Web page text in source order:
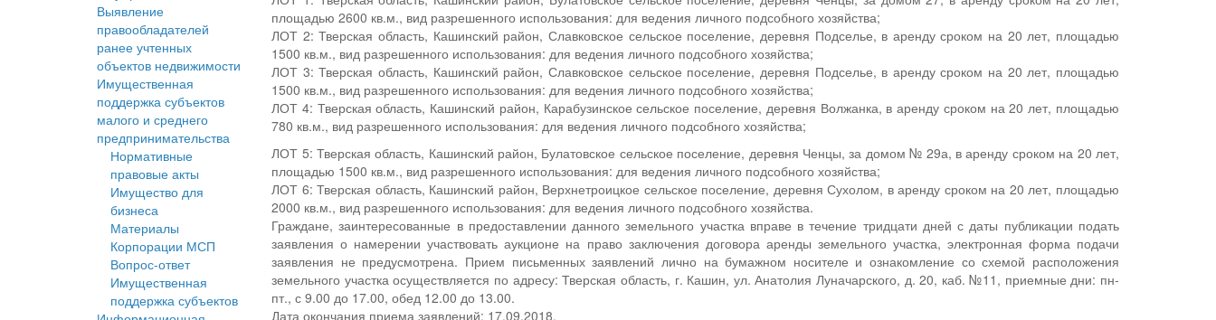
Выявление
правообладателей
ранее учтенных
объектов недвижимости
Имущественная
поддержка субъектов
малого и среднего
предпринимательства
Нормативные
правовые акты
Имущество для
бизнеса
Материалы
Корпорации МСП
Вопрос-ответ
Имущественная
поддержка субъектов
площадью 2600 кв.м., вид разрешенного использования: для ведения личного подсобного хозяйства;
ЛОТ 2: Тверская область, Кашинский район, Славковское сельское поселение, деревня Подселье, в аренду сроком на 20 лет, площадью
1500 кв.м., вид разрешенного использования: для ведения личного подсобного хозяйства;
ЛОТ 3: Тверская область, Кашинский район, Славковское сельское поселение, деревня Подселье, в аренду сроком на 20 лет, площадью
1500 кв.м., вид разрешенного использования: для ведения личного подсобного хозяйства;
ЛОТ 4: Тверская область, Кашинский район, Карабузинское сельское поселение, деревня Волжанка, в аренду сроком на 20 лет, площадью
780 кв.м., вид разрешенного использования: для ведения личного подсобного хозяйства;
ЛОТ 5: Тверская область, Кашинский район, Булатовское сельское поселение, деревня Ченцы, за домом № 29а, в аренду сроком на 20 лет,
площадью 1500 кв.м., вид разрешенного использования: для ведения личного подсобного хозяйства;
ЛОТ 6: Тверская область, Кашинский район, Верхнетроицкое сельское поселение, деревня Сухолом, в аренду сроком на 20 лет, площадью
2000 кв.м., вид разрешенного использования: для ведения личного подсобного хозяйства.
Граждане, заинтересованные в предоставлении данного земельного участка вправе в течение тридцати дней с даты публикации подать
заявления о намерении участвовать аукционе на право заключения договора аренды земельного участка, электронная форма подачи
заявления не предусмотрена. Прием письменных заявлений лично на бумажном носителе и ознакомление со схемой расположения
земельного участка осуществляется по адресу: Тверская область, г. Кашин, ул. Анатолия Луначарского, д. 20, каб. №11, приемные дни: пн-
пт., с 9.00 до 17.00, обед 12.00 до 13.00.
Дата окончания приема заявлений: 17.09.2018.